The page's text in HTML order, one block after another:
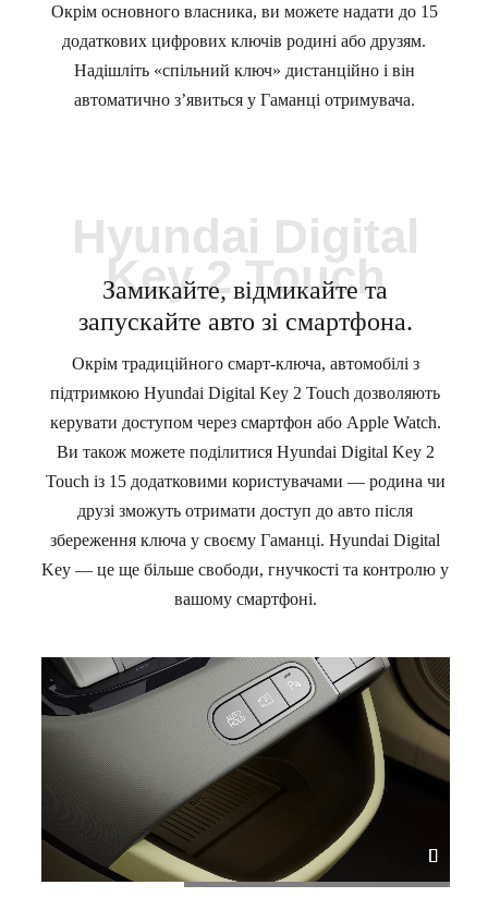
Окрім основного власника, ви можете надати до 15
додаткових цифрових ключів родині або друзям.
Надішліть «спільний ключ» дистанційно і він
автоматично з’явиться у Гаманці отримувача.
Hyundai Digital
Key 2 Touch
Замикайте, відмикайте та
запускайте авто зі смартфона.
Окрім традиційного смарт-ключа, автомобілі з
підтримкою Hyundai Digital Key 2 Touch дозволяють
керувати доступом через смартфон або Apple Watch.
Ви також можете поділитися Hyundai Digital Key 2
Touch із 15 додатковими користувачами — родина чи
друзі зможуть отримати доступ до авто після
збереження ключа у своєму Гаманці. Hyundai Digital
Key — це ще більше свободи, гнучкості та контролю у
вашому смартфоні.